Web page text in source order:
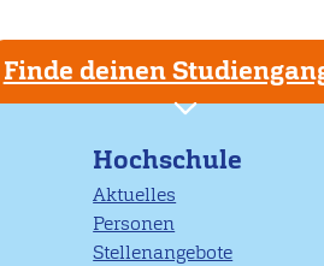
Finde deinen
Hochschule
Aktuelles
Personen
Stellenangebote